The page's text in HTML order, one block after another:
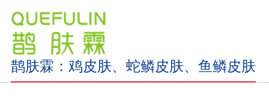
鹊肤霖：鸡皮肤、蛇鳞皮肤、鱼鳞皮肤